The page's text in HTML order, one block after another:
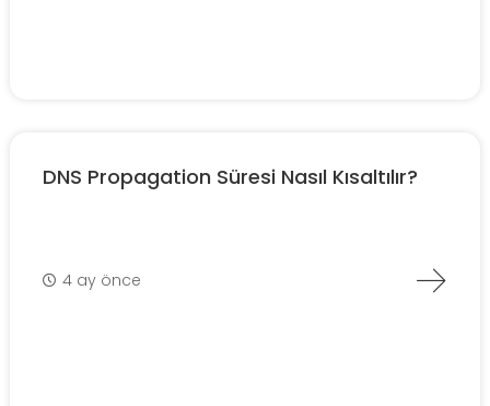
DNS Propagation Süresi Nasıl Kısaltılır?
4 ay önce